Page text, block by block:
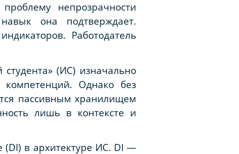
непрозрачности
она подтверждает.
Работодатель
(ИС) изначально
компетенций. Однако без
пассивным хранилищем
лишь в контексте и
(DI) в архитектуре ИС. DI —